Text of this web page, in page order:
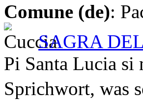
Comune (de):
SAGRA
Pi Santa Lucia si
Sprichwort, was